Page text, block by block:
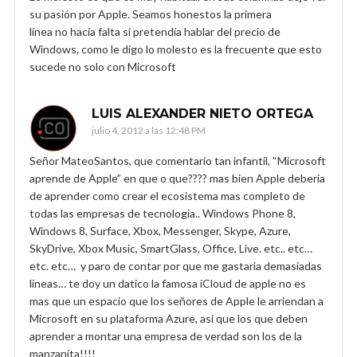
su pasión por Apple. Seamos honestos la primera
línea no hacia falta si pretendía hablar del precio de
Windows, como le digo lo molesto es la frecuente que esto
sucede no solo con Microsoft
LUIS ALEXANDER NIETO ORTEGA
julio 4, 2012 a las 12:48 PM
Señor MateoSantos, que comentario tan infantil, “Microsoft
aprende de Apple” en que o que???? mas bien Apple deberia
de aprender como crear el ecosistema mas completo de
todas las empresas de tecnologia.. Windows Phone 8,
Windows 8, Surface, Xbox, Messenger, Skype, Azure,
SkyDrive, Xbox Music, SmartGlass, Office, Live. etc.. etc…
etc. etc… y paro de contar por que me gastaria demasiadas
lineas… te doy un datico la famosa iCloud de apple no es
mas que un espacio que los señores de Apple le arriendan a
Microsoft en su plataforma Azure, asi que los que deben
aprender a montar una empresa de verdad son los de la
manzanita!!!!